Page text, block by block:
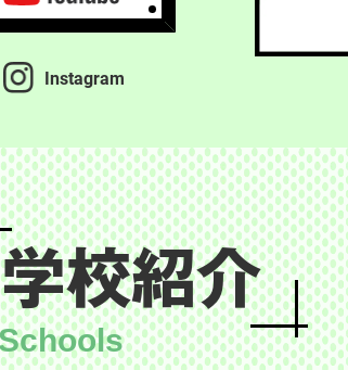
Instagram
学校紹介